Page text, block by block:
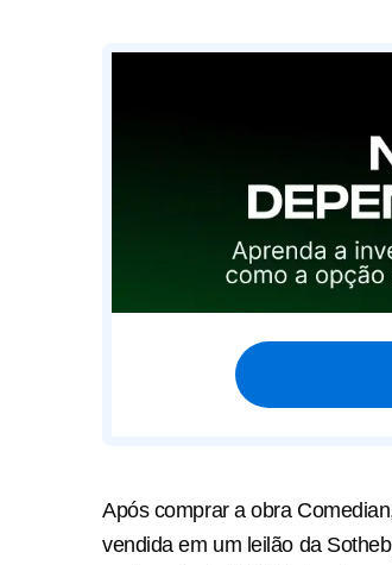
Após comprar a obra
vendida em um leilão da